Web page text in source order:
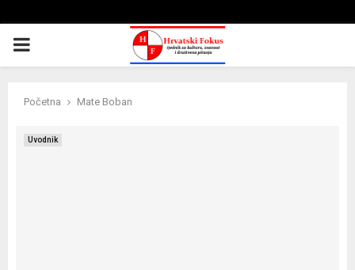
PRIMARY
Početna Mate Boban
Uvodnik